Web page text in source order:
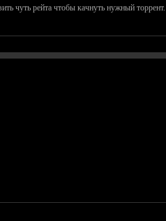
чуть рейта чтобы качнуть нужный